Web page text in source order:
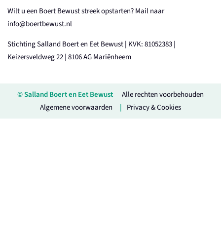
Wilt u een Boert Bewust streek opstarten? Mail naar
info@boertbewust.nl
Stichting Salland Boert en Eet Bewust | KVK: 81052383 |
Keizersveldweg 22 | 8106 AG Mariënheem
© Salland Boert en Eet Bewust
Alle rechten voorbehouden
Algemene voorwaarden
Privacy & Cookies